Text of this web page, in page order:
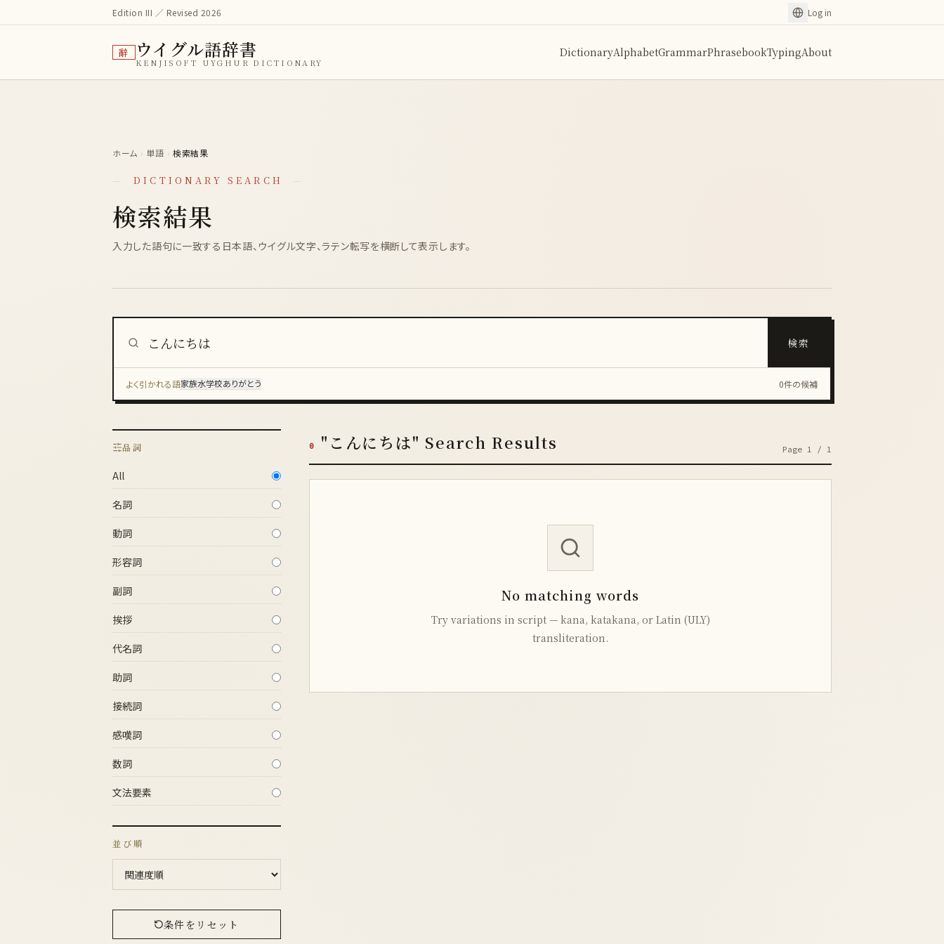
Edition III ／ Revised 2026 Log in
辭 ウイグル語辞書
KENJISOFT UYGHUR DICTIONARY
DictionaryAlphabetGrammarPhrasebookTypingAbout
ホーム › 単語 › 検索結果
— DICTIONARY SEARCH —
検索結果
入力した語句に一致する日本語、ウイグル文字、ラテン転写を横断して表示します。
検索
よく引かれる語家族水学校ありがとう 0件の候補
品詞
All
名詞
動詞
形容詞
副詞
挨拶
代名詞
助詞
接続詞
感嘆詞
数詞
文法要素
並び順
条件をリセット
0 "こんにちは" Search Results Page 1 / 1
No matching words
Try variations in script — kana, katakana, or Latin (ULY)
transliteration.